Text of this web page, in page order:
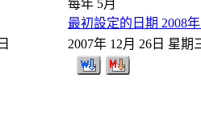
每年 5月
最初設定的日期 2008
2007年 12月 26日 星期